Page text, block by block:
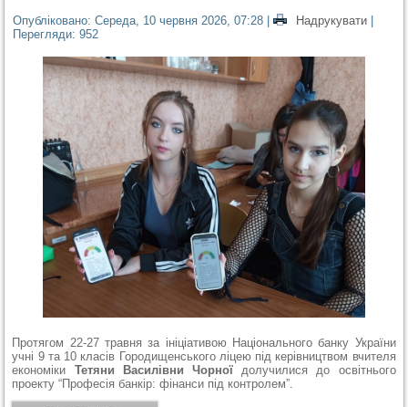
Опубліковано: Середа, 10 червня 2026, 07:28 | Надрукувати
Перегляди: 952
Протягом 22-27 травня за ініціативою Національного банку України
учні 9 та 10 класів Городищенського ліцею під керівництвом вчителя
економіки Тетяни Василівни Чорної долучилися до освітнього
проекту “Професія банкір: фінанси під контролемˮ.